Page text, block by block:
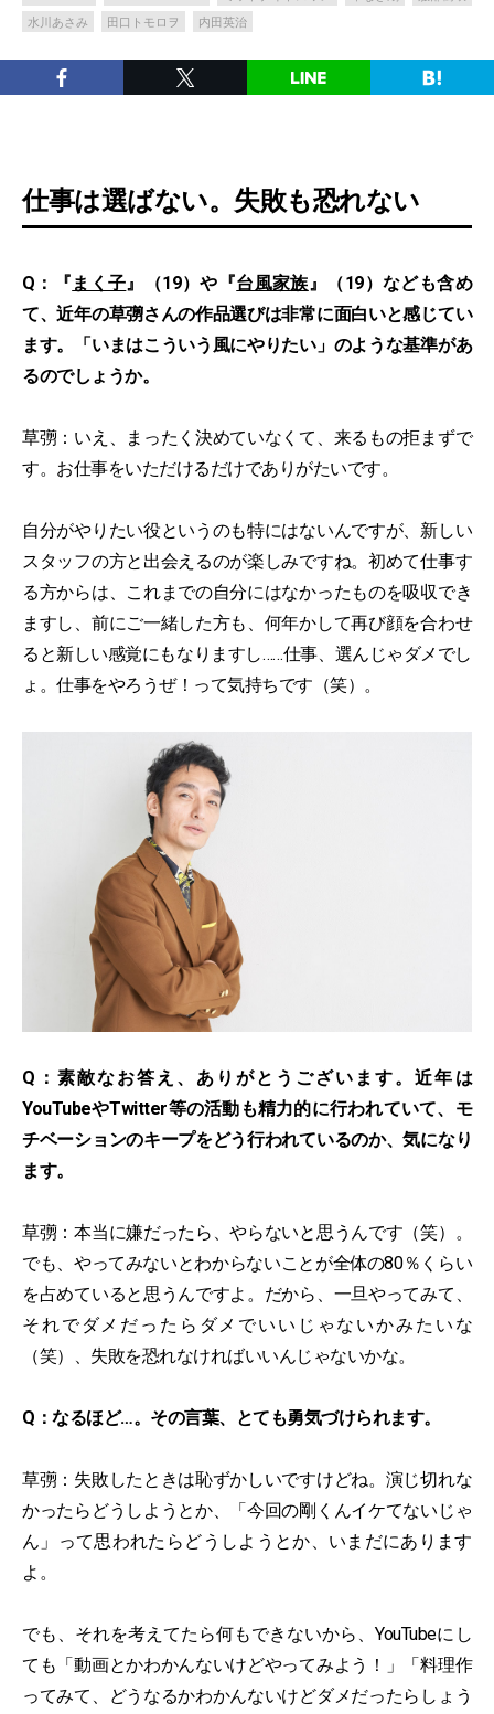
水川あさみ
田口トモロヲ 内田英治
仕事は選ばない。失敗も恐れない
Q：『 まく子』（19）や『台風家族』（19）なども含め
て、近年の草彅さんの作品選びは非常に面白いと感じてい
ます。「いまはこういう風にやりたい」のような基準があ
るのでしょうか。
草彅：いえ、まったく決めていなくて、来るもの拒まずで
す。お仕事をいただけるだけでありがたいです。
自分がやりたい役というのも特にはないんですが、新しい
スタッフの方と出会えるのが楽しみですね。初めて仕事す
る方からは、これまでの自分にはなかったものを吸収でき
ますし、前にご一緒した方も、何年かして再び顔を合わせ
ると新しい感覚にもなりますし……仕事、選んじゃダメでし
ょ。仕事をやろうぜ！って気持ちです（笑）。
Q：素敵なお答え、ありがとうございます。近年は
YouTubeやTwitter等の活動も精力的に行われていて、モ
チベーションのキープをどう行われているのか、気になり
ます。
草彅：本当に嫌だったら、やらないと思うんです（笑）。
でも、やってみないとわからないことが全体の80％くらい
を占めていると思うんですよ。だから、一旦やってみて、
それでダメだったらダメでいいじゃないかみたいな
（笑）、失敗を恐れなければいいんじゃないかな。
Q：なるほど…。その言葉、とても勇気づけられます。
草彅：失敗したときは恥ずかしいですけどね。演じ切れな
かったらどうしようとか、「今回の剛くんイケてないじゃ
ん」って思われたらどうしようとか、いまだにあります
よ。
でも、それを考えてたら何もできないから、YouTubeにし
ても「動画とかわかんないけどやってみよう！」「料理作
ってみて、どうなるかわかんないけどダメだったらしょう